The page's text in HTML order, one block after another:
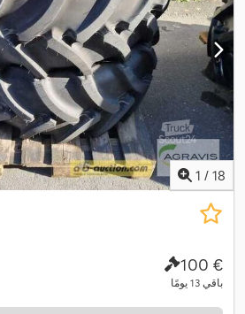
1 / 18
‏100 €
باقي 13 يومًا